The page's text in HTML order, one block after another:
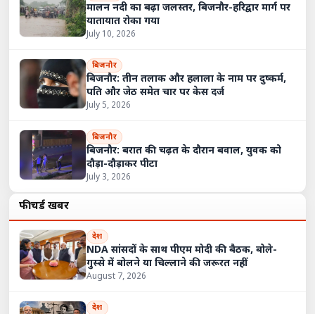
मालन नदी का बढ़ा जलस्तर, बिजनौर-हरिद्वार मार्ग पर
यातायात रोका गया
July 10, 2026
बिजनौर
बिजनौर: तीन तलाक और हलाला के नाम पर दुष्कर्म,
पति और जेठ समेत चार पर केस दर्ज
July 5, 2026
बिजनौर
बिजनौर: बरात की चढ़त के दौरान बवाल, युवक को
दौड़ा-दौड़ाकर पीटा
July 3, 2026
फीचर्ड खबरें
देश
NDA सांसदों के साथ पीएम मोदी की बैठक, बोले-
गुस्से में बोलने या चिल्लाने की जरूरत नहीं
August 7, 2026
देश